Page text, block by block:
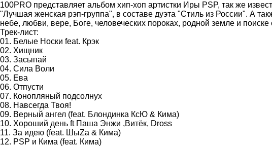
100PRO представляет альбом хип-хоп артистки Иры PSP, так же
"Лучшая женская рэп-группа", в составе дуэта "Стиль из России". А
небе, любви, вере, Боге, человеческих пороках, родной земле и поиске
Трек-лист:
01. Белые Носки feat. Крэк
02. Хищник
03. Засыпай
04. Сила Воли
05. Ева
06. Отпусти
07. Конопляный подсолнух
08. Навсегда Твоя!
09. Верный ангел (feat. Блондинка КсЮ & Кима)
10. Хороший день ft Паша Энжи ,Витёк, Dross
11. За идею (feat. ШыZa & Кима)
12. PSP и Кима (feat. Кима)